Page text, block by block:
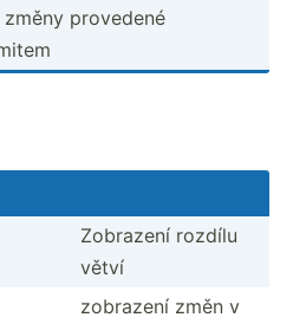
provedené
Zobrazení rozdílu
větví
zobrazení změn v